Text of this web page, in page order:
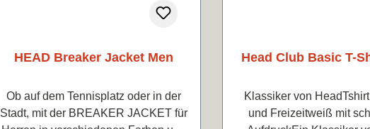
HEAD Breaker Jacket Men
Ob auf dem Tennisplatz oder in der
Stadt, mit der BREAKER JACKET für
Head Club Basic T-
Klassiker von
und Freizeitweiß mit